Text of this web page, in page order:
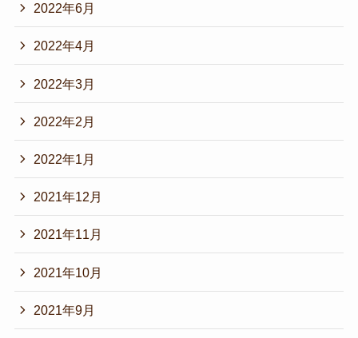
2022年6月
2022年4月
2022年3月
2022年2月
2022年1月
2021年12月
2021年11月
2021年10月
2021年9月